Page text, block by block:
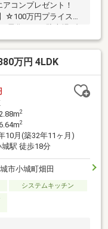
コンプレゼント！
☆100万円プライスダ
万円 4LDK
2
2
10月(築32年11ヶ月)
駅 徒歩18分
市小城町畑田
システムキッチン